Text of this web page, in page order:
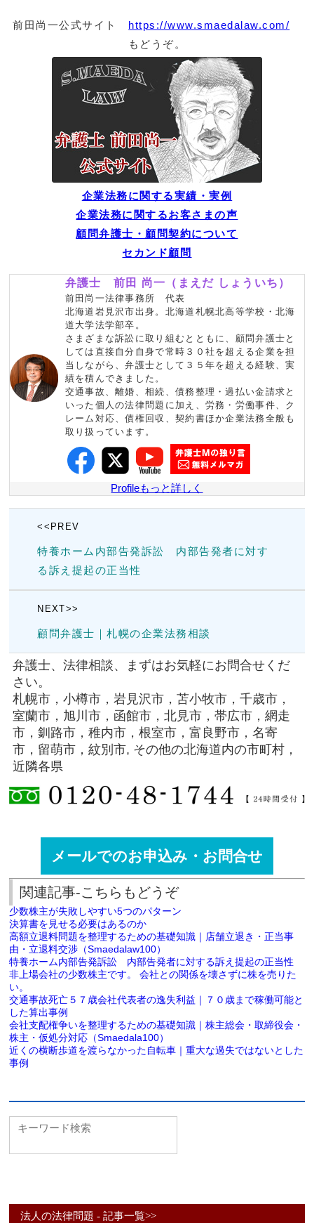
前田尚一公式サイト https://www.smaedalaw.com/
もどうぞ。
企業法務に関する実績・実例
企業法務に関するお客さまの声
顧問弁護士・顧問契約について
セカンド顧問
弁護士 前田 尚一（まえだ しょういち）
前田尚一法律事務所 代表
北海道岩見沢市出身。北海道札幌北高等学校・北海
道大学法学部卒。
さまざまな訴訟に取り組むとともに、顧問弁護士と
しては直接自分自身で常時３０社を超える企業を担
当しながら、弁護士として３５年を超える経験、実
績を積んできました。
交通事故、離婚、相続、債務整理・過払い金請求と
いった個人の法律問題に加え、労務・労働事件、ク
レーム対応、債権回収、契約書ほか企業法務全般も
取り扱っています。
Profileもっと詳しく
<<PREV
特養ホーム内部告発訴訟 内部告発者に対す
る訴え提起の正当性
NEXT>>
顧問弁護士｜札幌の企業法務相談
弁護士、法律相談、まずはお気軽にお問合せくだ
さい。
札幌市，小樽市，岩見沢市，苫小牧市，千歳市，
室蘭市，旭川市，函館市，北見市，帯広市，網走
市，釧路市，稚内市，根室市，富良野市，名寄
市，留萌市，紋別市, その他の北海道内の市町村，
近隣各県
メールでのお申込み・お問合せ
関連記事-こちらもどうぞ
少数株主が失敗しやすい5つのパターン
決算書を見せる必要はあるのか
高額立退料問題を整理するための基礎知識｜店舗立退き・正当事
由・立退料交渉（Smaedalaw100）
特養ホーム内部告発訴訟 内部告発者に対する訴え提起の正当性
非上場会社の少数株主です。 会社との関係を壊さずに株を売りた
い。
交通事故死亡５７歳会社代表者の逸失利益｜７０歳まで稼働可能と
した算出事例
会社支配権争いを整理するための基礎知識｜株主総会・取締役会・
株主・仮処分対応（Smaedala100）
近くの横断歩道を渡らなかった自転車｜重大な過失ではないとした
事例
法人の法律問題 - 記事一覧>>